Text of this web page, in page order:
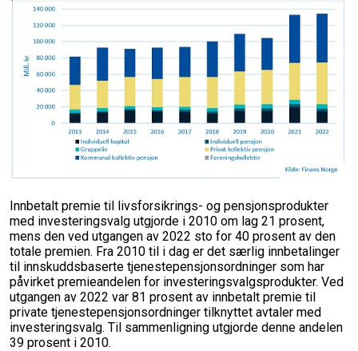
Innbetalt premie til livsforsikrings- og pensjonsprodukter
med investeringsvalg utgjorde i 2010 om lag 21 prosent,
mens den ved utgangen av 2022 sto for 40 prosent av den
totale premien. Fra 2010 til i dag er det særlig innbetalinger
til innskuddsbaserte tjenestepensjonsordninger som har
påvirket premieandelen for investeringsvalgsprodukter. Ved
utgangen av 2022 var 81 prosent av innbetalt premie til
private tjenestepensjonsordninger tilknyttet avtaler med
investeringsvalg. Til sammenligning utgjorde denne andelen
39 prosent i 2010.